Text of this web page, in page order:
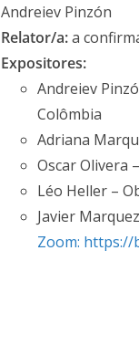
Andreiev Pinzón
Relator/a:a
Expositores:
Andreiev
Colômbia
Adriana
Oscar Olivera
Léo Heller –
Javier
Zoom: https://